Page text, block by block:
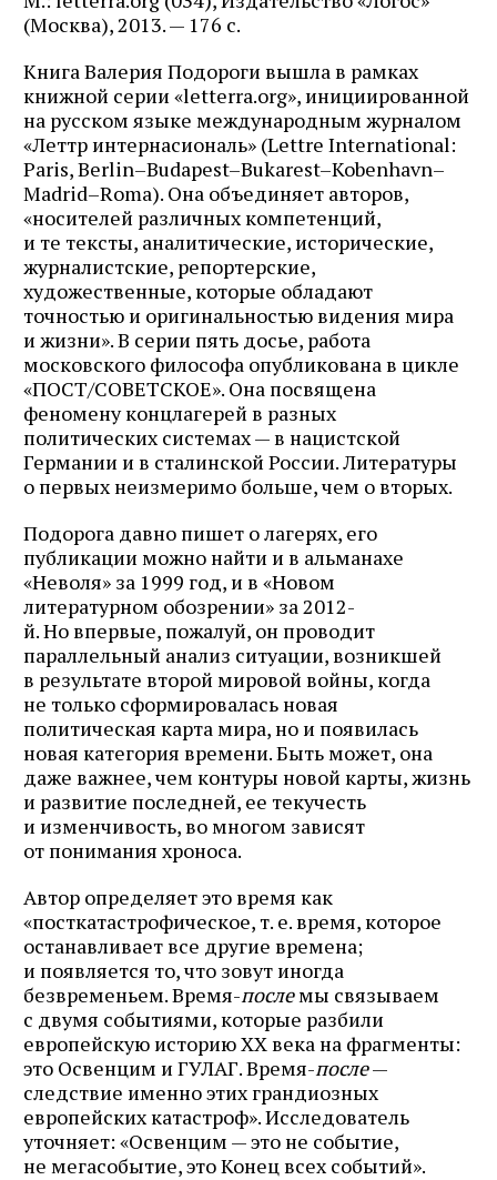
(Москва), 2013. — 176 с.
Книга Валерия Подороги вышла в рамках
книжной серии «letterra.org», инициированной
на русском языке международным журналом
«Леттр интернасиональ» (Lettre International:
Paris, Berlin–Bu­da­pest–Bukarest–Kobenhavn–
Ma­d­rid–Ro­ma). Она объединяет авторов,
«носителей различных компетенций,
и те тексты, аналитические, исторические,
журналистские, репортерские,
художественные, которые обладают
точностью и оригинальностью видения мира
и жизни». В серии пять досье, работа
московского философа опубликована в цик­ле
«ПОСТ/СОВЕТСКОЕ». Она посвящена
феномену концлагерей в разных
политических системах — в нацистской
Германии и в сталинской России. Литературы
о первых неизмеримо больше, чем о вторых.
Подорога давно пишет о лагерях, его
публикации можно найти и в альманахе
«Неволя» за 1999 год, и в «Новом
литературном обозрении» за 2012-
й. Но впервые, пожалуй, он проводит
параллельный анализ ситуации, возникшей
в результате второй мировой войны, когда
не только сформировалась новая
политическая карта мира, но и появилась
новая категория времени. Быть может, она
даже важнее, чем контуры новой карты, жизнь
и развитие последней, ее текучесть
и изменчивость, во многом зависят
от понимания хроноса.
Автор определяет это время как
«посткатастрофическое, т. е. время, которое
останавливает все другие времена;
и появляется то, что зовут иногда
безвременьем. Время-послемы связываем
с двумя событиями, которые разбили
европейскую историю XX века на фрагменты:
это Освенцим и ГУЛАГ. Время-после—
следствие именно этих грандиозных
европейских катастроф». Исследователь
уточняет: «Освенцим — это не событие,
не мегасобытие, это Конец всех событий».